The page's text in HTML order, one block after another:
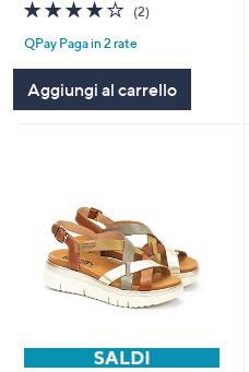
4.0
of
5
(2)
QPay Paga in 2 rate
Aggiungi al carrello